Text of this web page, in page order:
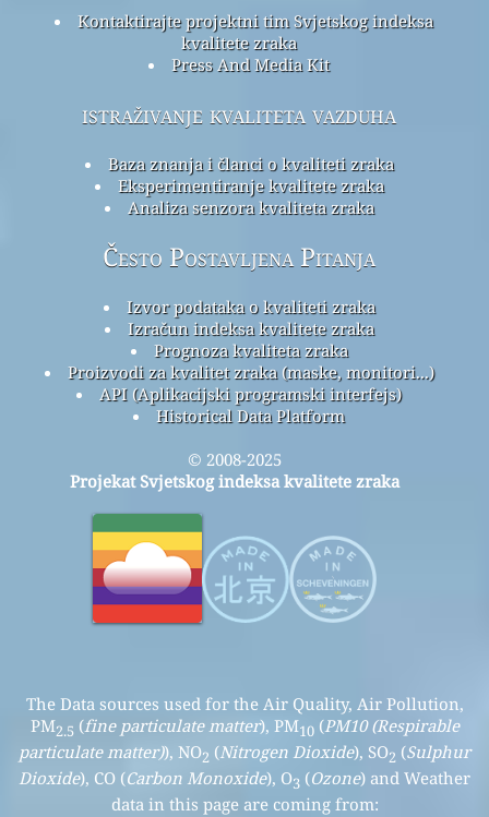
Kontaktirajte projektni tim Svjetskog indeksa
kvalitete zraka
Press And Media Kit
istraživanje kvaliteta vazduha
Baza znanja i članci o kvaliteti zraka
Eksperimentiranje kvalitete zraka
Analiza senzora kvaliteta zraka
Često Postavljena Pitanja
Izvor podataka o kvaliteti zraka
Izračun indeksa kvalitete zraka
Prognoza kvaliteta zraka
Proizvodi za kvalitet zraka (maske, monitori...)
API (Aplikacijski programski interfejs)
Historical Data Platform
© 2008-2025
Projekat Svjetskog indeksa kvalitete zraka
The Data sources used for the Air Quality, Air Pollution,
PM2.5 (fine particulate matter), PM10(PM10 (Respirable
particulate matter)), NO2 (Nitrogen Dioxide), SO2 (Sulphur
Dioxide), CO (Carbon Monoxide), O3 (Ozone) and Weather
data in this page are coming from: